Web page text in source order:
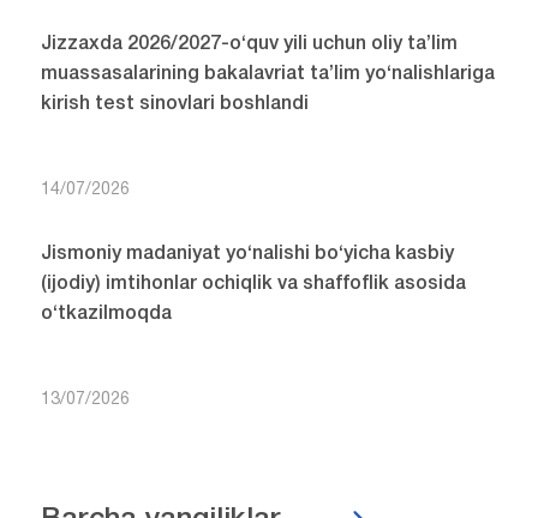
Jizzaxda 2026/2027-o‘quv yili uchun oliy ta’lim
muassasalarining bakalavriat ta’lim yo‘nalishlariga
kirish test sinovlari boshlandi
14/07/2026
Jismoniy madaniyat yo‘nalishi bo‘yicha kasbiy
(ijodiy) imtihonlar ochiqlik va shaffoflik asosida
o‘tkazilmoqda
13/07/2026